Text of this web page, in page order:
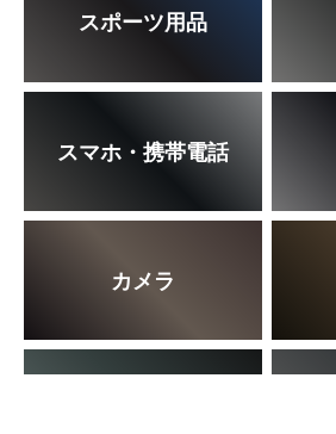
スポーツ用品
スマホ・携帯電話
カメラ